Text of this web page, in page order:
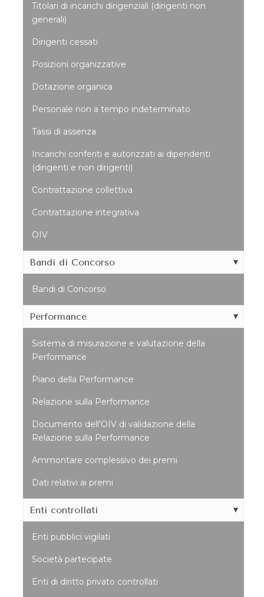
Titolari di incarichi dirigenziali (dirigenti non
generali)
Dirigenti cessati
Posizioni organizzative
Dotazione organica
Personale non a tempo indeterminato
Tassi di assenza
Incarichi conferiti e autorizzati ai dipendenti
(dirigenti e non dirigenti)
Contrattazione collettiva
Contrattazione integrativa
OIV
Bandi di Concorso
Bandi di Concorso
Performance
Sistema di misurazione e valutazione della
Performance
Piano della Performance
Relazione sulla Performance
Documento dell'OIV di validazione della
Relazione sulla Performance
Ammontare complessivo dei premi
Dati relativi ai premi
Enti controllati
Enti pubblici vigilati
Società partecipate
Enti di diritto privato controllati